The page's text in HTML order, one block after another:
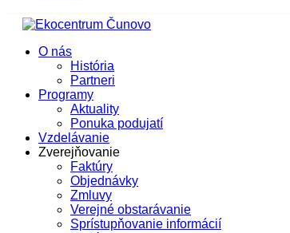
O nás
História
Partneri
Programy
Aktuality
Ponuka podujatí
Vzdelávanie
Zverejňovanie
Faktúry
Objednávky
Zmluvy
Verejné obstarávanie
Sprístupňovanie informácií